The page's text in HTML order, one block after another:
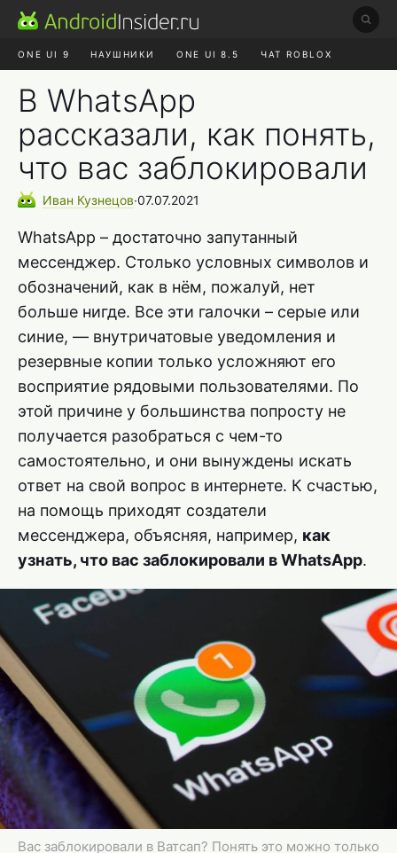
ONE UI 9 НАУШНИКИ ONE UI 8.5 ЧАТ ROBLOX
В WhatsApp
рассказали, как понять,
что вас заблокировали
Иван Кузнецов∙07.07.2021
WhatsApp – достаточно запутанный
мессенджер. Столько условных символов и
обозначений, как в нём, пожалуй, нет
больше нигде. Все эти галочки – серые или
синие, — внутричатовые уведомления и
резервные копии только усложняют его
восприятие рядовыми пользователями. По
этой причине у большинства попросту не
получается разобраться с чем-то
самостоятельно, и они вынуждены искать
ответ на свой вопрос в интернете. К счастью,
на помощь приходят создатели
мессенджера, объясняя, например, как
узнать, что вас заблокировали в WhatsApp.
Вас заблокировали в Ватсап? Понять это можно только